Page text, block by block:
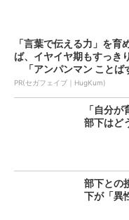
「言葉で伝える力」を育
ば、イヤイヤ期もすっき
「アンパンマン ことば
ん...
PR(セガフェイブ｜HugKum)
「自分
部下はど
部下との
下が「異